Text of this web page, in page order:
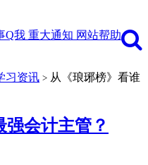
Q我 重大通知 网站帮助
习资讯 > 从《琅琊榜》看谁
会计主管？